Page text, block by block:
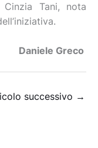
Tani, nota
Daniele Greco
successivo →